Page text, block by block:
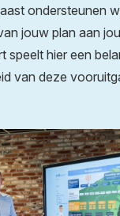
ondersteunen
jouw plan aan
speelt hier een
van deze